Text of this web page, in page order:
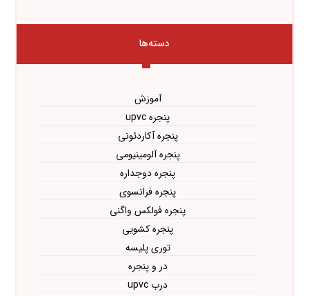
دسته‌ها
آموزش
پنجره upvc
پنجره آکاردئونی
پنجره آلومینیومی
پنجره دوجداره
پنجره فرانسوی
پنجره فولکس واگنی
پنجره کشویی
توری پلیسه
در و پنجره
درب upvc